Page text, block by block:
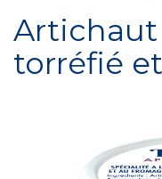
Artichaut
torréfié